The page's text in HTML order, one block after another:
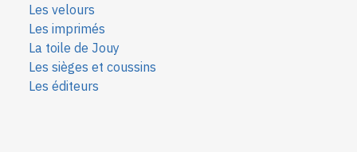
Les velours
Les imprimés
La toile de Jouy
Les sièges et coussins
Les éditeurs